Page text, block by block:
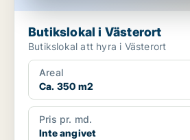
Butikslokal i Västerort
Butikslokal att hyra i Västerort
Areal
Ca. 350 m2
Pris pr. md.
Inte angivet